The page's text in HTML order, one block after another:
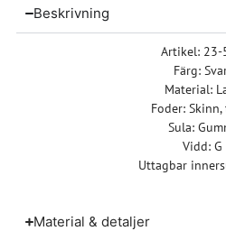
Beskrivning
Artikel: 23-
Färg:
Material:
Foder:
Sula:
Vidd: G
Uttagbar
Material & detaljer